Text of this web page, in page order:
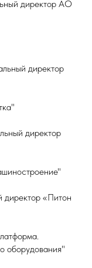
директор АО
директор
директор
директор «Питон
оборудования"